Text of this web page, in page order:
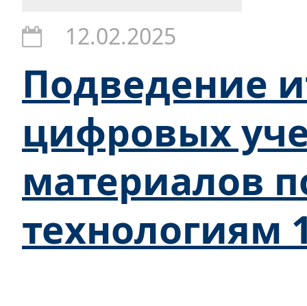
12.02.2025
Подведение
цифровых
материалов
технологиям